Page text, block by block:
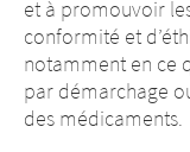
et à promouvoir
conformité et
notamment en ce
par démarchage
des médicaments.
EXIT
au site